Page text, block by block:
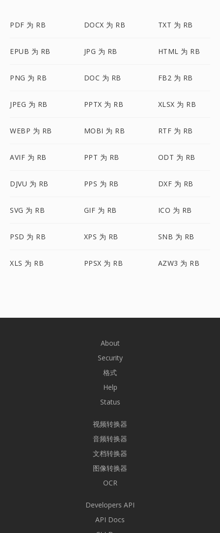
PDF 为 RB DOCX 为 RB TXT 为 RB
EPUB 为 RB JPG 为 RB HTML 为 RB
PNG 为 RB DOC 为 RB FB2 为 RB
JPEG 为 RB PPTX 为 RB XLSX 为 RB
WEBP 为 RB MOBI 为 RB RTF 为 RB
AVIF 为 RB PPT 为 RB ODT 为 RB
DJVU 为 RB PPS 为 RB DXF 为 RB
SVG 为 RB GIF 为 RB ICO 为 RB
PSD 为 RB XPS 为 RB SNB 为 RB
XLS 为 RB PPSX 为 RB AZW3 为 RB
About
Security
格式
Help
Status
视频转换器
音频转换器
文档转换器
图像转换器
OCR
Developers API
API Docs